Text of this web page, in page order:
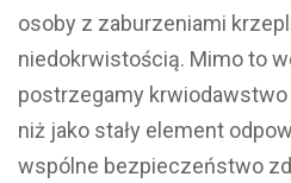
osoby z zaburzeniami
niedokrwistością. Mimo to
postrzegamy
niż jako stały element
wspólne bezpieczeństwo